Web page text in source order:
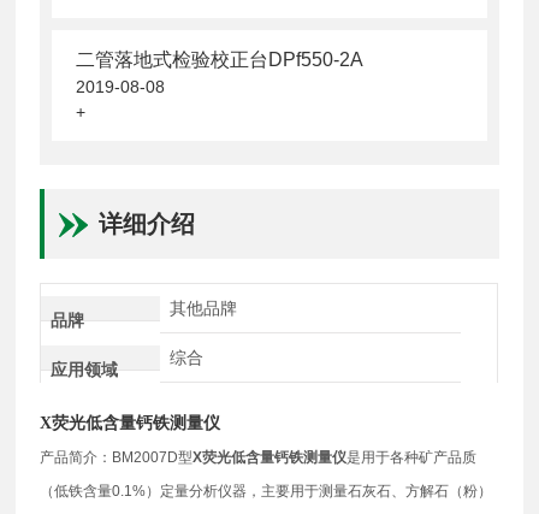
二管落地式检验校正台DPf550-2A
2019-08-08
+
详细介绍
品牌
其他品牌
应用领域
综合
X荧光低含量钙铁测量仪
产品简介：BM2007D型X荧光低含量钙铁测量仪是用于各种矿产品质
（低铁含量0.1%）定量分析仪器，主要用于测量石灰石、方解石（粉）